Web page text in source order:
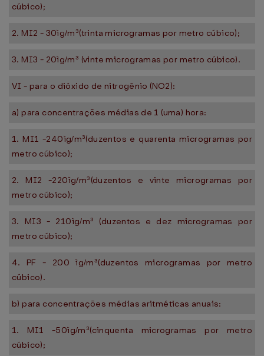
cúbico);
2. MI2 - 30ìg/m³(trinta microgramas por metro cúbico);
3. MI3 - 20ìg/m³ (vinte microgramas por metro cúbico).
VI - para o dióxido de nitrogênio (NO2):
a) para concentrações médias de 1 (uma) hora:
1. MI1 -240ìg/m³(duzentos e quarenta microgramas por
metro cúbico);
2. MI2 -220ìg/m³(duzentos e vinte microgramas por
metro cúbico);
3. MI3 - 210ìg/m³ (duzentos e dez microgramas por
metro cúbico);
4. PF - 200 ìg/m³(duzentos microgramas por metro
cúbico).
b) para concentrações médias aritméticas anuais:
1. MI1 -50ìg/m³(cinquenta microgramas por metro
cúbico);